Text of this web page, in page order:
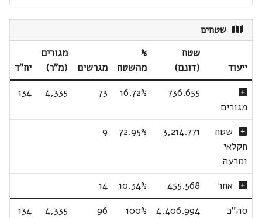
שטחים
ייעוד
שטח
(דונם)
%
מהשטח
מגרשים
מגורים
(מ"ר)
יח"ד
מגורים
736.655
16.72%
73
4,335
134
שטח
חקלאי
ומרעה
3,214.771
72.95%
9
אחר 455.568
10.34%
14
סה"כ
4,406.994
100%
96
4,335
134